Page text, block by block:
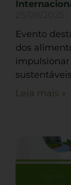
Evento
dos
sustentáveis
Leia mais »